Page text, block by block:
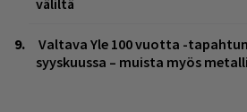
Valtava Yle 100 vuotta -
syyskuussa – muista myös